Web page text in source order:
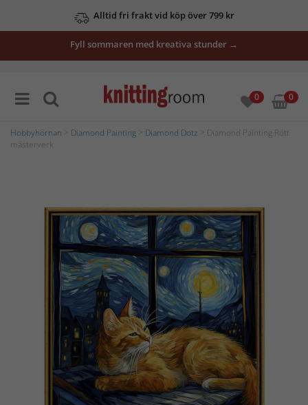
Alltid fri frakt vid köp över 799 kr
Fyll sommaren med kreativa stunder →
0 0
Hobbyhörnan Diamond Painting Diamond Dotz > Diamond Painting Rött
mästerverk